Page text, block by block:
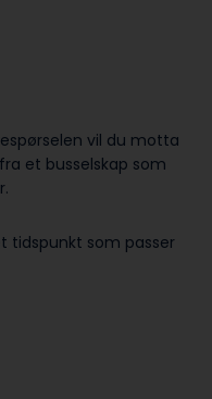
vil du motta
et busselskap som
tidspunkt som passer